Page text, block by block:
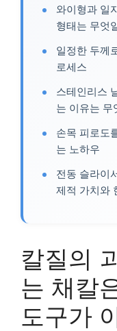
와이형과 일
형태는 무엇
일정한 두께
로세스
스테인리스
는 이유는 무
손목 피로도
는 노하우
전동 슬라이
제적 가치와
칼질의
는 채칼
도구가